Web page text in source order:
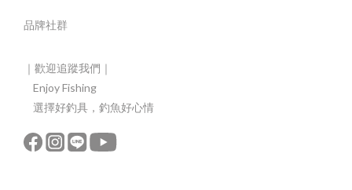
品牌社群
｜歡迎追蹤我們｜
Enjoy Fishing
選擇好釣具，釣魚好心情